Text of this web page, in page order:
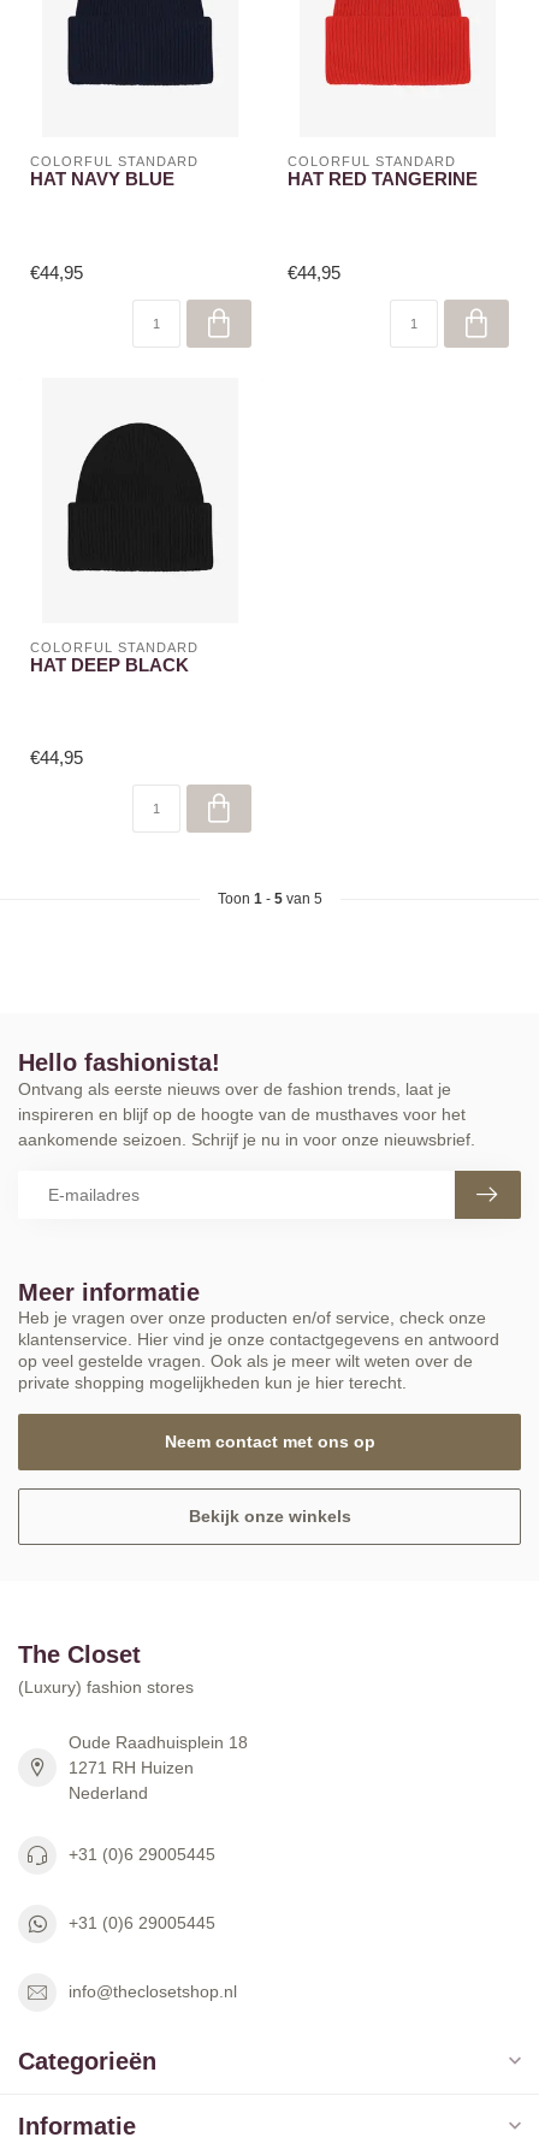
COLORFUL STANDARD
HAT NAVY BLUE
€44,95
COLORFUL STANDARD
HAT RED TANGERINE
€44,95
COLORFUL STANDARD
HAT DEEP BLACK
€44,95
Toon 1- 5van 5
Meer informatie
Heb je vragen over onze producten en/of service, check onze
klantenservice. Hier vind je onze contactgegevens en antwoord
op veel gestelde vragen. Ook als je meer wilt weten over de
private shopping mogelijkheden kun je hier terecht.
Neem contact met ons op
Bekijk onze winkels
Hello fashionista!
Ontvang als eerste nieuws over de fashion trends, laat je
inspireren en blijf op de hoogte van de musthaves voor het
aankomende seizoen. Schrijf je nu in voor onze nieuwsbrief.
The Closet
(Luxury) fashion stores
Oude Raadhuisplein 18
1271 RH Huizen
Nederland
+31 (0)6 29005445
+31 (0)6 29005445
info@theclosetshop.nl
Categorieën
Informatie